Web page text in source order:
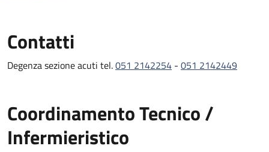
Contatti
Degenza sezione acuti tel.051 2142254 - 051 2142449
Coordinamento Tecnico /
Infermieristico